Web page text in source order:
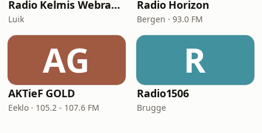
Radio Kelmis Webradio
Luik
Radio Horizon
Bergen · 93.0 FM
AG
AKTieF GOLD
Eeklo · 105.2 - 107.6 FM
R
Radio1506
Brugge